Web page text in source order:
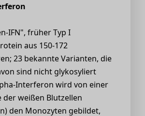
IFN", früher Typ I
aus 150-172
23 bekannte Varianten, die
sind nicht glykosyliert
Interferon wird von einer
der weißen Blutzellen
den Monozyten gebildet,